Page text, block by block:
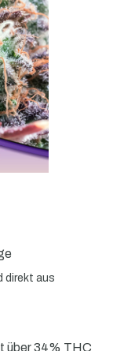
direkt aus
über 34% THC